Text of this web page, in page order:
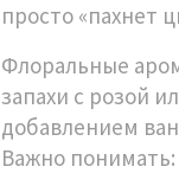
просто «пахнет
Флоральные
запахи с розой
добавлением
Важно